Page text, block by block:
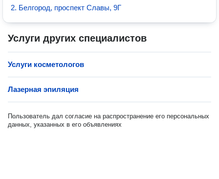
2. Белгород, проспект Славы, 9Г
Услуги других специалистов
Услуги косметологов
Лазерная эпиляция
Пользователь дал согласие на распространение его персональных
данных, указанных в его объявлениях